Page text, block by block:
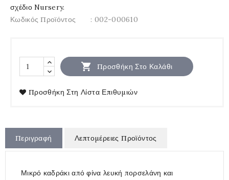
σχέδιο Nursery.
Κωδικός Προϊόντος
: 002-000610
 Προσθήκη Στο Καλάθι
Προσθήκη Στη Λίστα Επιθυμιών
Περιγραφή Λεπτομέρειες Προϊόντος
Μικρό καδράκι από φίνα λευκή πορσελάνη και